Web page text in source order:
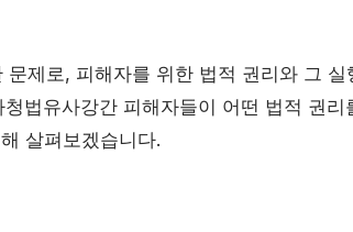
제로, 피해자를 위한 법적 권리와 그
법유사강간 피해자들이 어떤 법적 권리
살펴보겠습니다.